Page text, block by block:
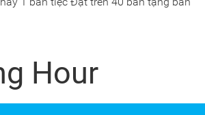
Hour